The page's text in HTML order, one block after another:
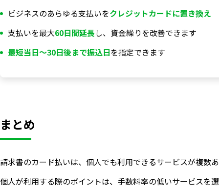
ビジネスのあらゆる支払いをクレジットカードに置き換え
支払いを最大60日間延長し、資金繰りを改善できます
最短当日〜30日後まで振込日を指定できます
まとめ
請求書のカード払いは、個人でも利用できるサービスが複数
個人が利用する際のポイントは、手数料率の低いサービスを